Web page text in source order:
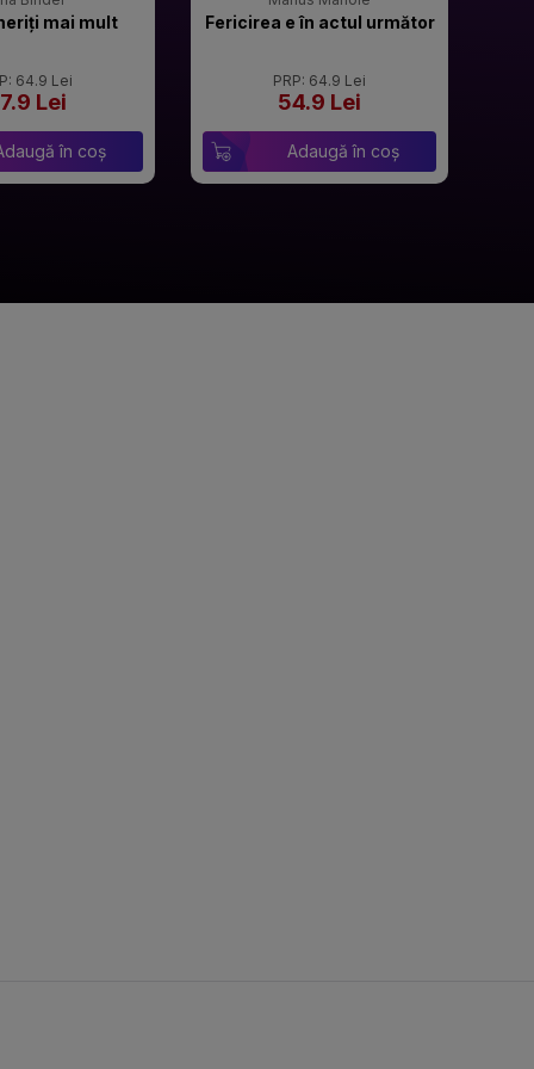
mai mult
64.9 Lei
Lei
în coș
Fericirea e în actul următor
PRP: 64.9 Lei
54.9 Lei
Adaugă în coș